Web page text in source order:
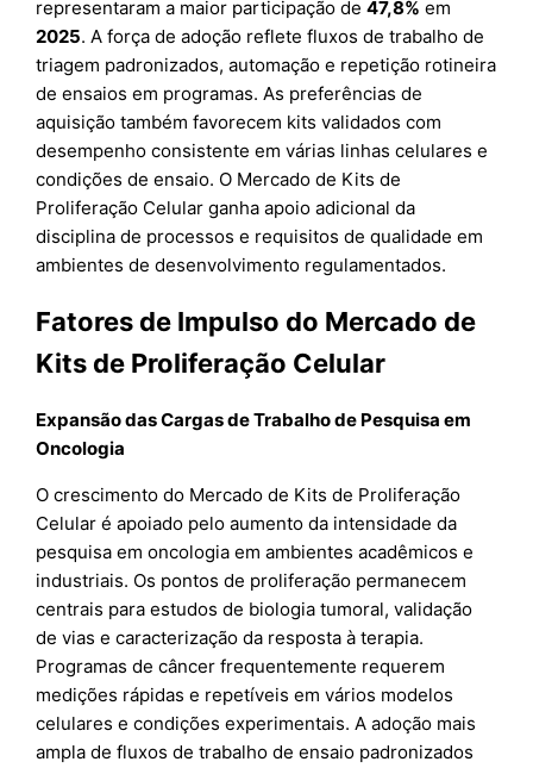
representaram a maior participação de47,8% em
2025. A força de adoção reflete fluxos de trabalho de
triagem padronizados, automação e repetição rotineira
de ensaios em programas. As preferências de
aquisição também favorecem kits validados com
desempenho consistente em várias linhas celulares e
condições de ensaio. O Mercado de Kits de
Proliferação Celular ganha apoio adicional da
disciplina de processos e requisitos de qualidade em
ambientes de desenvolvimento regulamentados.
Fatores de Impulso do Mercado de
Kits de Proliferação Celular
Expansão das Cargas de Trabalho de Pesquisa em
Oncologia
O crescimento do Mercado de Kits de Proliferação
Celular é apoiado pelo aumento da intensidade da
pesquisa em oncologia em ambientes acadêmicos e
industriais. Os pontos de proliferação permanecem
centrais para estudos de biologia tumoral, validação
de vias e caracterização da resposta à terapia.
Programas de câncer frequentemente requerem
medições rápidas e repetíveis em vários modelos
celulares e condições experimentais. A adoção mais
ampla de fluxos de trabalho de ensaio padronizados